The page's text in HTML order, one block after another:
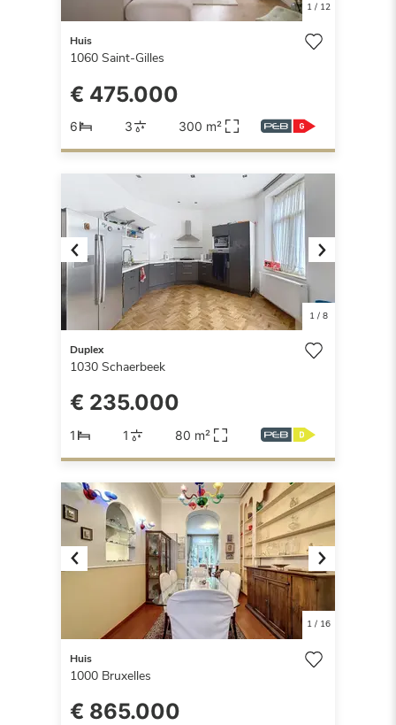
1/ 12
Huis
1060 Saint-Gilles
€ 475.000
6 3 300 m²
Previous Next
1/ 8
Duplex
1030 Schaerbeek
€ 235.000
1 1 80 m²
Previous Next
1/ 16
Huis
1000 Bruxelles
€ 865.000